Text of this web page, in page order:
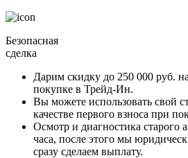
Безопасная
сделка
Дарим скидку до 250 000 руб.
покупке в Трейд-Ин.
Вы можете использовать свой
качестве первого взноса при
Осмотр и диагностика старого
часа, после этого мы
сразу сделаем выплату.